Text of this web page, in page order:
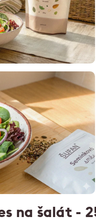
na šalát -